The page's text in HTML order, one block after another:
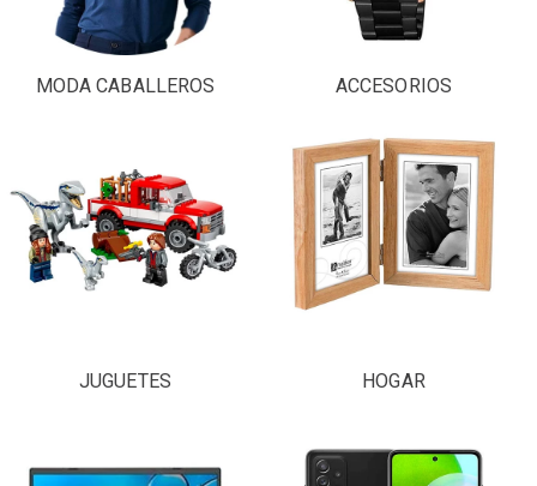
MODA CABALLEROS ACCESORIOS
JUGUETES HOGAR